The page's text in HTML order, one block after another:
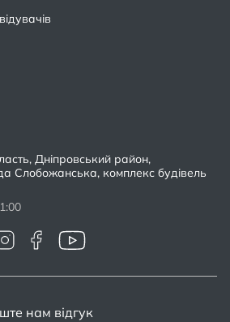
нам відгук
Дніпровський район,
Слобожанська, комплекс будівель